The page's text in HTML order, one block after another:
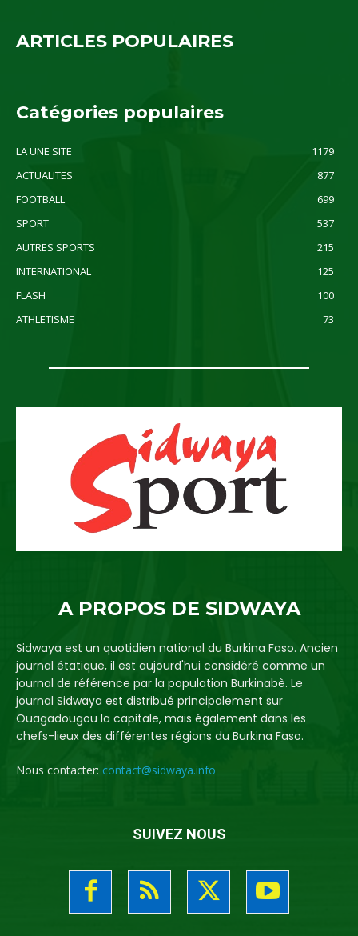
ARTICLES POPULAIRES
Catégories populaires
LA UNE SITE
1179
ACTUALITES
877
FOOTBALL
699
SPORT
537
AUTRES SPORTS
215
INTERNATIONAL
125
FLASH
100
ATHLETISME
73
A PROPOS DE SIDWAYA
Sidwaya est un quotidien national du Burkina Faso. Ancien
journal étatique, il est aujourd'hui considéré comme un
journal de référence par la population Burkinabè. Le
journal Sidwaya est distribué principalement sur
Ouagadougou la capitale, mais également dans les
chefs-lieux des différentes régions du Burkina Faso.
Nous contacter: contact@sidwaya.info
SUIVEZ NOUS